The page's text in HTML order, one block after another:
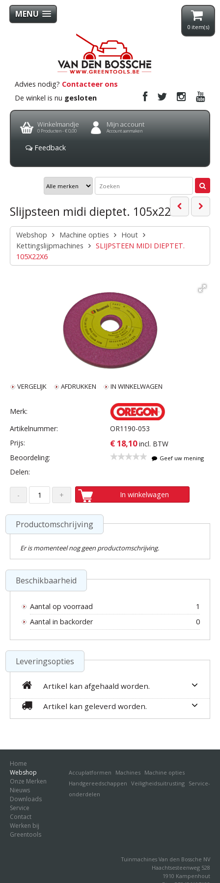
MENU
0 item(s)
Advies nodig? Contacteer ons
De winkel is nu gesloten
Winkelmandje
0 Producten -€ 0,00
Mijn account
Account aanmaken
Feedback
Slijpsteen midi dieptet. 105x22x6
Webshop Machine opties
Hout
Kettingslijpmachines
SLIJPSTEEN MIDI DIEPTET.
105X22X6
VERGELIJK AFDRUKKEN IN WINKELWAGEN
Merk:
Artikelnummer:
OR1190-053
Prijs:
€ 18,10 incl. BTW
Beoordeling:
Geef uw mening
Delen:
In winkelwagen
Productomschrijving
Er is momenteel nog geen productomschrijving.
Beschikbaarheid
Aantal op voorraad
1
Aantal in backorder
0
Leveringsopties
Artikel kan afgehaald worden.
Artikel kan geleverd worden.
Home
Webshop
Accuplatformen Machines Machine opties
Handgereedschappen Veiligheidsuitrusting Service-
onderdelen
Onze Merken
Nieuws
Downloads
Service
Contact
Werken bij
Greentools
Tuinmachines Van den Bossche NV
Haachtsesteenweg 528
1910 Kampenhout